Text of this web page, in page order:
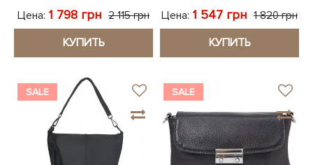
Цена: 1 798 грн 2 115 грн
КУПИТЬ
Цена: 1 547 грн 1 820 грн
КУПИТЬ
SALE SALE